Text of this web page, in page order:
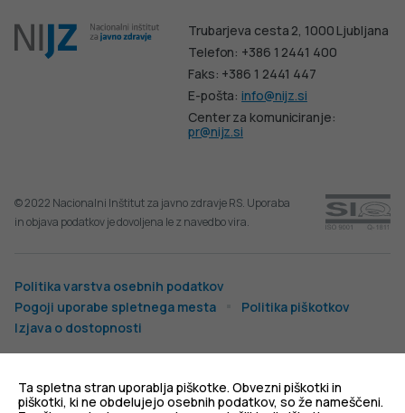
Trubarjeva cesta 2, 1000 Ljubljana
Telefon: +386 1 2441 400
Faks: +386 1 2441 447
E-pošta:info@nijz.si
Center za komuniciranje:
pr@nijz.si
Politika varstva osebnih podatkov
Pogoji uporabe spletnega mesta
Politika piškotkov
Izjava o dostopnosti
© 2022 Nacionalni Inštitut za javno zdravje RS. Uporaba
in objava podatkov je dovoljena le z navedbo vira.
Ta spletna stran uporablja piškotke. Obvezni piškotki in
piškotki, ki ne obdelujejo osebnih podatkov, so že nameščeni.